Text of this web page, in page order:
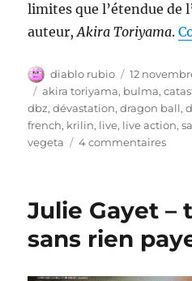
limites que l’étendue de
auteur,Akira Toriyama.
Auteur
diablo rubio
Publié
le
12
Étiquettes
akira toriyama, bulma,
dbz,dévastation,dragon ball,
french, krilin, live, live action,
vegeta
4 commentairessur
Men
Ball
Julie Gayet –
sans rien